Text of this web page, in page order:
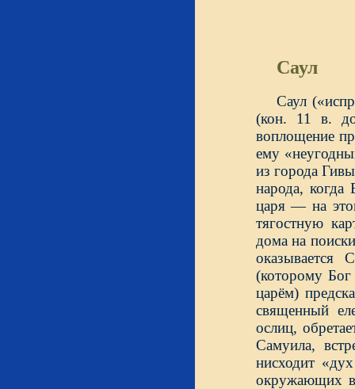
Саул
Саул
(кон. 11 в.
воплощение
ему
из города
народа, когда
царя — на
тягостную
дома на
(которому Бог
царём)
священный
ослиц,
Самуила,
нисходит
окружающих